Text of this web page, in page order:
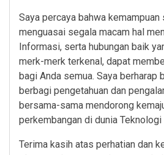
Saya percaya bahwa kemampuan
menguasai segala macam hal
Informasi, serta hubungan baik
merk-merk terkenal, dapat
bagi Anda semua. Saya berharap
berbagi pengetahuan dan
bersama-sama mendorong
perkembangan di dunia
Terima kasih atas perhatian dan